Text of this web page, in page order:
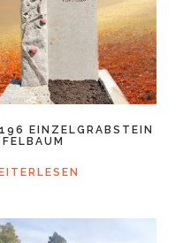
EINZELGRABSTEIN